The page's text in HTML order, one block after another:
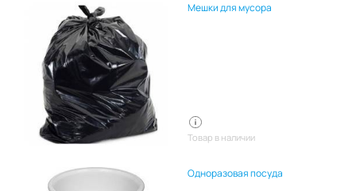
Мешки для мусора
Товар в наличии
Одноразовая посуда